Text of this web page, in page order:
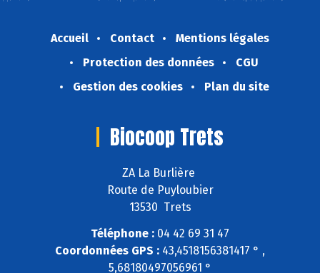
Accueil Contact
Mentions légales
Protection des données
CGU
Gestion des cookies
Plan du site
Biocoop Trets
ZA La Burlière
Route de Puyloubier
13530 Trets
Téléphone : 04 42 69 31 47
Coordonnées GPS : 43,4518156381417 ° ,
5,68180497056961 °